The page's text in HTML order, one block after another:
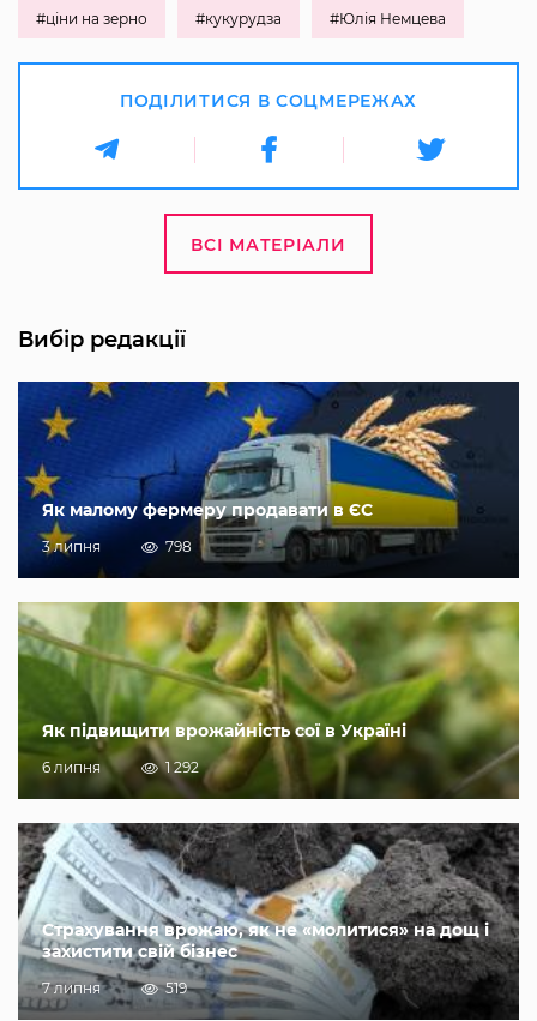
#ціни на зерно #кукурудза #Юлія Немцева
ПОДІЛИТИСЯ В СОЦМЕРЕЖАХ
ВСІ МАТЕРІАЛИ
Вибір редакції
Як малому фермеру продавати в ЄС
3 липня 798
Як підвищити врожайність сої в Україні
6 липня 1 292
Страхування врожаю, як не «молитися» на дощ і
захистити свій бізнес
7 липня 519